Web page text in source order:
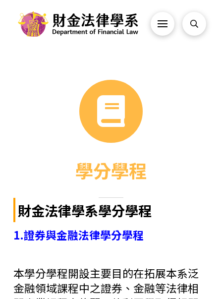
學分學程
財金法律學系學分學程
1.證券與金融法律學分學程
本學分學程開設主要目的在拓展本系泛
金融領域課程中之證券、金融等法律相